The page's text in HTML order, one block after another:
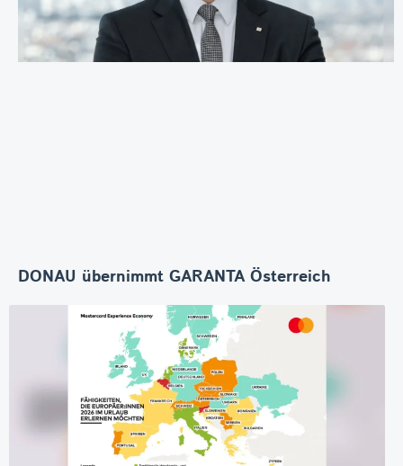
DONAU übernimmt GARANTA Österreich